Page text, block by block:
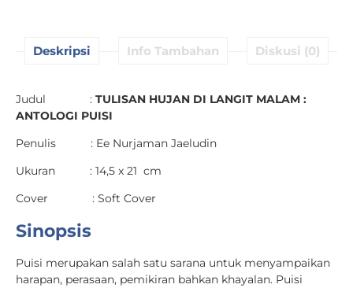
Deskripsi Info Tambahan Diskusi (0)
Judul : TULISAN HUJAN DI LANGIT MALAM :
ANTOLOGI PUISI
Penulis : Ee Nurjaman Jaeludin
Ukuran : 14,5 x 21 cm
Cover : Soft Cover
Sinopsis
Puisi merupakan salah satu sarana untuk menyampaikan
harapan, perasaan, pemikiran bahkan khayalan. Puisi